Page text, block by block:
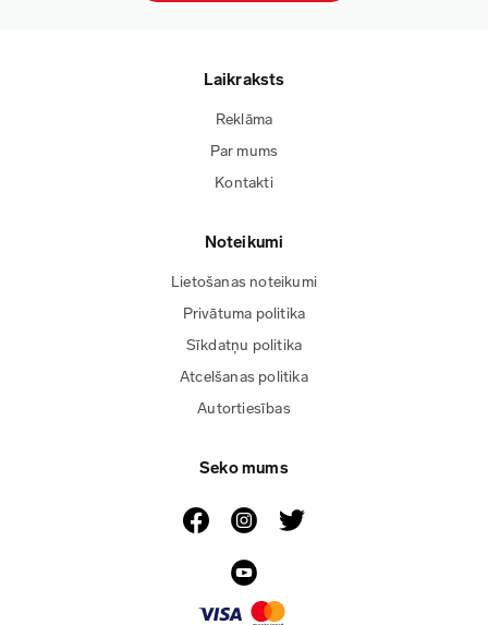
Laikraksts
Reklāma
Par mums
Kontakti
Noteikumi
Lietošanas noteikumi
Privātuma politika
Sīkdatņu politika
Atcelšanas politika
Autortiesības
Seko mums